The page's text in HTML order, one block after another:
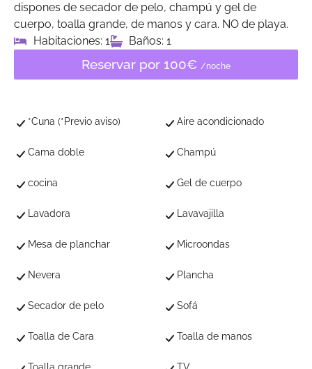
dispones de secador de pelo, champú y gel de
cuerpo, toalla grande, de manos y cara. NO de playa.
Habitaciones: 1
Baños: 1
Reservar por 100€ /noche
*Cuna (*Previo aviso) Aire acondicionado
Cama doble Champú
cocina Gel de cuerpo
Lavadora Lavavajilla
Mesa de planchar Microondas
Nevera Plancha
Secador de pelo Sofá
Toalla de Cara Toalla de manos